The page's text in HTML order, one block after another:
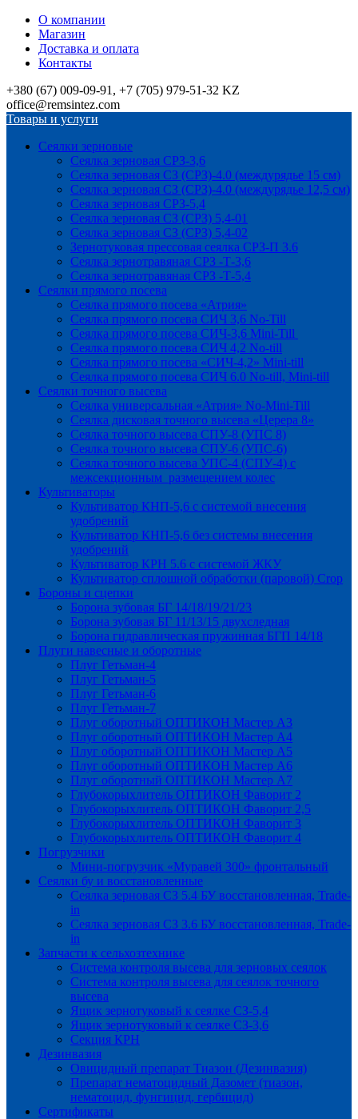
О компании
Магазин
Доставка и оплата
Контакты
+380 (67) 009-09-91, +7 (705) 979-51-32 KZ
office@remsintez.com
Товары и услуги
Сеялки зерновые
Сеялка зерновая СРЗ-3,6
Сеялка зерновая СЗ (СРЗ)-4.0 (междурядье 15 см)
Сеялка зерновая СЗ (СРЗ)-4.0 (междурядье 12,5 см)
Сеялка зерновая СРЗ-5,4
Сеялка зерновая СЗ (СРЗ) 5,4-01
Сеялка зерновая СЗ (СРЗ) 5,4-02
Зернотуковая прессовая сеялка СРЗ-П 3.6
Сеялка зернотравяная СРЗ -Т-3,6
Сеялка зернотравяная СРЗ -Т-5,4
Сеялки прямого посева
Сеялка прямого посева «Атрия»
Сеялка прямого посева СИЧ 3,6 No-Till
Сеялка прямого посева СИЧ-3,6 Mini-Till
Сеялка прямого посева СИЧ 4,2 No-till
Сеялка прямого посева «СИЧ-4,2» Mini-till
Сеялка прямого посева СИЧ 6.0 No-till, Mini-till
Сеялки точного высева
Сеялка универсальная «Атрия» No-Mini-Till
Сеялка дисковая точного высева «Церера 8»
Сеялка точного высева СПУ-8 (УПС 8)
Сеялка точного высева СПУ-6 (УПС-6)
Сеялка точного высева УПС-4 (СПУ-4) с
межсекционным размещением колес
Культиваторы
Культиватор КНП-5,6 с системой внесения
удобрений
Культиватор КНП-5,6 без системы внесения
удобрений
Культиватор КРН 5.6 с системой ЖКУ
Культиватор сплошной обработки (паровой) Crop
Бороны и сцепки
Борона зубовая БГ 14/18/19/21/23
Борона зубовая БГ 11/13/15 двухследная
Борона гидравлическая пружинная БГП 14/18
Плуги навесные и оборотные
Плуг Гетьман-4
Плуг Гетьман-5
Плуг Гетьман-6
Плуг Гетьман-7
Плуг оборотный ОПТИКОН Мастер А3
Плуг оборотный ОПТИКОН Мастер А4
Плуг оборотный ОПТИКОН Мастер А5
Плуг оборотный ОПТИКОН Мастер А6
Плуг оборотный ОПТИКОН Мастер А7
Глубокорыхлитель ОПТИКОН Фаворит 2
Глубокорыхлитель ОПТИКОН Фаворит 2,5
Глубокорыхлитель ОПТИКОН Фаворит 3
Глубокорыхлитель ОПТИКОН Фаворит 4
Погрузчики
Мини-погрузчик «Муравей 300» фронтальный
Сеялки бу и восстановленные
Сеялка зерновая СЗ 5.4 БУ восстановленная, Trade-
in
Сеялка зерновая СЗ 3.6 БУ восстановленная, Trade-
in
Запчасти к сельхозтехнике
Система контроля высева для зерновых сеялок
Система контроля высева для сеялок точного
высева
Ящик зернотуковый к сеялке СЗ-5,4
Ящик зернотуковый к сеялке СЗ-3,6
Секция КРН
Дезинвазия
Овицидный препарат Тиазон (Дезинвазия)
Препарат нематоцидный Дазомет (тиазон,
нематоцид, фунгицид, гербицид)
Сертификаты